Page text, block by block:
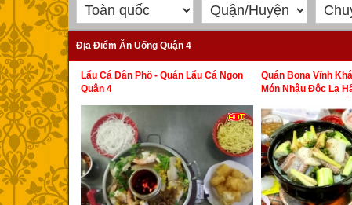
Địa Điểm Ăn Uống Quận 4
Lẩu Cá Dân Phố - Quán Lẩu Cá Ngon
Quận 4
Quán Bona Vĩnh
Món Nhậu Độc Lạ